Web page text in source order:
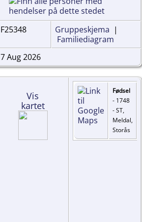
F25348 Gruppeskjema |
Familiediagram
7 Aug 2026
Vis
kartet
Fødsel
- 1748
- ST,
Meldal,
Storås